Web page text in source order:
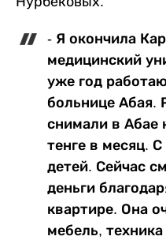
- Я окончила
медицинский
уже год
больнице Абая.
снимали в Абае
тенге в месяц.
детей. Сейчас
деньги
квартире. Она
мебель,